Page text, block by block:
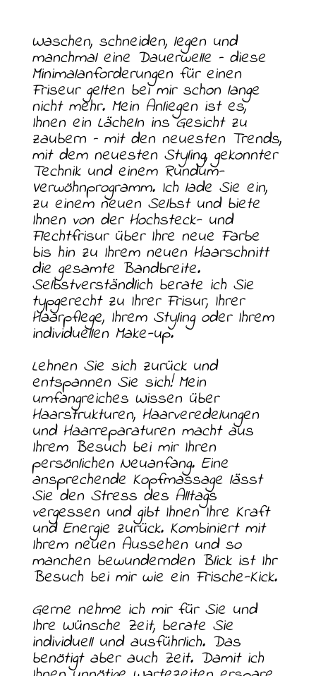
Waschen, schneiden, legen und
manchmal eine Dauerwelle – diese
Minimalanforderungen für einen
Friseur gelten bei mir schon lange
nicht mehr. Mein Anliegen ist es,
Ihnen ein Lächeln ins Gesicht zu
zaubern – mit den neuesten Trends,
mit dem neuesten Styling, gekonnter
Technik und einem Rundum-
Verwöhnprogramm. Ich lade Sie ein,
zu einem neuen Selbst und biete
Ihnen von der Hochsteck- und
Flechtfrisur über Ihre neue Farbe
bis hin zu Ihrem neuen Haarschnitt
die gesamte Bandbreite.
Selbstverständlich berate ich Sie
typgerecht zu Ihrer Frisur, Ihrer
Haarpflege, Ihrem Styling oder Ihrem
individuellen Make-up.
Lehnen Sie sich zurück und
entspannen Sie sich! Mein
umfangreiches Wissen über
Haarstrukturen, Haarveredelungen
und Haarreparaturen macht aus
Ihrem Besuch bei mir Ihren
persönlichen Neuanfang. Eine
ansprechende Kopfmassage lässt
Sie den Stress des Alltags
vergessen und gibt Ihnen Ihre Kraft
und Energie zurück. Kombiniert mit
Ihrem neuen Aussehen und so
manchen bewundernden Blick ist Ihr
Besuch bei mir wie ein Frische-Kick.
Gerne nehme ich mir für Sie und
Ihre Wünsche Zeit, berate Sie
individuell und ausführlich. Das
benötigt aber auch Zeit. Damit ich